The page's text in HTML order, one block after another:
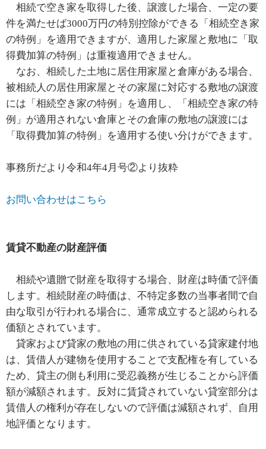
相続で空き家を取得した後、譲渡した場合、一定の要
件を満たせば3000万円の特別控除ができる「相続空き家
の特例」を適用できますが、適用した家屋と敷地に「取
得費加算の特例」は重複適用できません。
なお、相続した土地に居住用家屋と倉庫がある場合、
被相続人の居住用家屋とその家屋に対応する敷地の譲渡
には「相続空き家の特例」を適用し、「相続空き家の特
例」が適用されない倉庫とその倉庫の敷地の譲渡には
「取得費加算の特例」を適用する使い分けができます。
事務所だより令和4年4月号②より抜粋
お問い合わせはこちら
賃貸不動産の財産評価
相続や遺贈で財産を取得する場合、財産は時価で評価
します。相続財産の時価は、不特定多数の当事者間で自
由な取引が行われる場合に、通常成立すると認められる
価額とされています。
貸家および貸家の敷地の用に供されている貸家建付地
は、賃借人が建物を使用することで支配権を有している
ため、貸主の側も利用に受忍義務が生じることから評価
額が減額されます。反対に賃貸されていない貸室部分は
賃借人の権利が存在しないので評価は減額されず、自用
地評価となります。